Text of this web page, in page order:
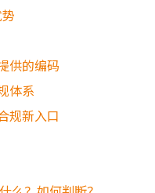
供的编码
体系
规新入口